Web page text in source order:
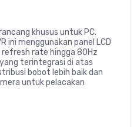
khusus untuk PC.
ini menggunakan panel LCD
refresh rate hingga 80Hz
terintegrasi di atas
bobot lebih baik dan
untuk pelacakan